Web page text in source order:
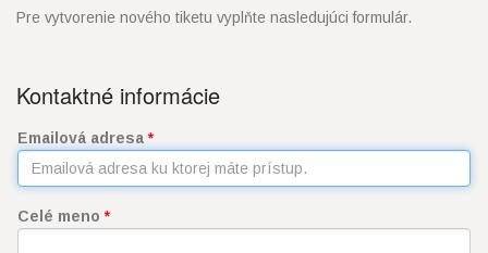
Pre vytvorenie nového tiketu vyplňte nasledujúci formulár.
Kontaktné informácie
Emailová adresa *
Celé meno *